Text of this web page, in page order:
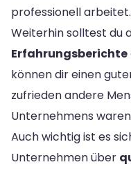
professionell arbeitet.
Weiterhin solltest du
Erfahrungsberichte
können dir einen
zufrieden andere
Unternehmens
Auch wichtig ist es
Unternehmen über